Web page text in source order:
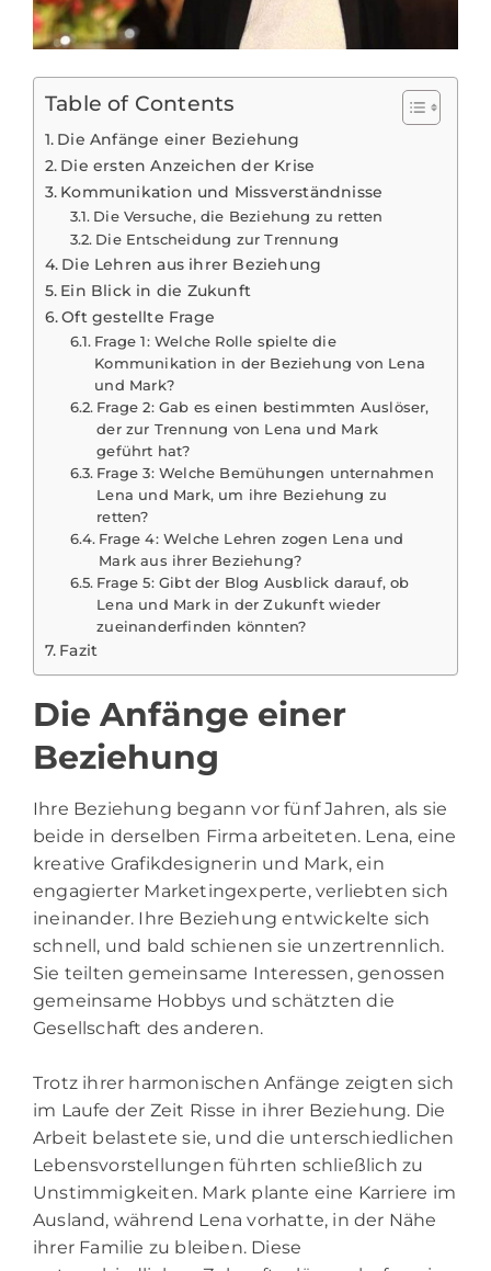
Table of Contents
Die Anfänge einer Beziehung
Die ersten Anzeichen der Krise
Kommunikation und Missverständnisse
Die Versuche, die Beziehung zu retten
Die Entscheidung zur Trennung
Die Lehren aus ihrer Beziehung
Ein Blick in die Zukunft
Oft gestellte Frage
Frage 1: Welche Rolle spielte die
Kommunikation in der Beziehung von Lena
und Mark?
Frage 2: Gab es einen bestimmten Auslöser,
der zur Trennung von Lena und Mark
geführt hat?
Frage 3: Welche Bemühungen unternahmen
Lena und Mark, um ihre Beziehung zu
retten?
Frage 4: Welche Lehren zogen Lena und
Mark aus ihrer Beziehung?
Frage 5: Gibt der Blog Ausblick darauf, ob
Lena und Mark in der Zukunft wieder
zueinanderfinden könnten?
Fazit
Die Anfänge einer
Beziehung
Ihre Beziehung begann vor fünf Jahren, als sie
beide in derselben Firma arbeiteten. Lena, eine
kreative Grafikdesignerin und Mark, ein
engagierter Marketingexperte, verliebten sich
ineinander. Ihre Beziehung entwickelte sich
schnell, und bald schienen sie unzertrennlich.
Sie teilten gemeinsame Interessen, genossen
gemeinsame Hobbys und schätzten die
Gesellschaft des anderen.
Trotz ihrer harmonischen Anfänge zeigten sich
im Laufe der Zeit Risse in ihrer Beziehung. Die
Arbeit belastete sie, und die unterschiedlichen
Lebensvorstellungen führten schließlich zu
Unstimmigkeiten. Mark plante eine Karriere im
Ausland, während Lena vorhatte, in der Nähe
ihrer Familie zu bleiben. Diese